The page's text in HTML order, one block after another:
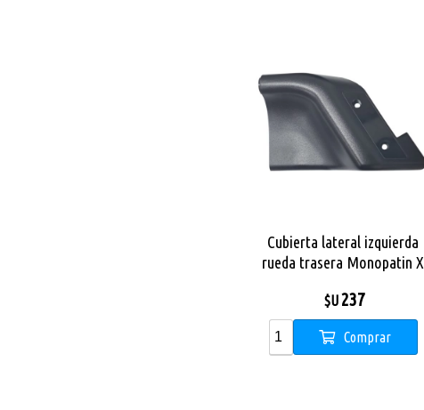
Cubierta lateral izquierda
rueda trasera Monopatin X
$U237
Comprar